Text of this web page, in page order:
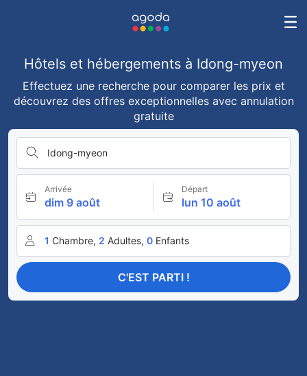
Hôtels et hébergements à Idong-myeon
Effectuez une recherche pour comparer les prix et
découvrez des offres exceptionnelles avec annulation
gratuite
Idong-myeon
Arrivée
dim 9 août
Départ
lun 10 août
1 Chambre, 2 Adultes, 0 Enfants
C'EST PARTI !